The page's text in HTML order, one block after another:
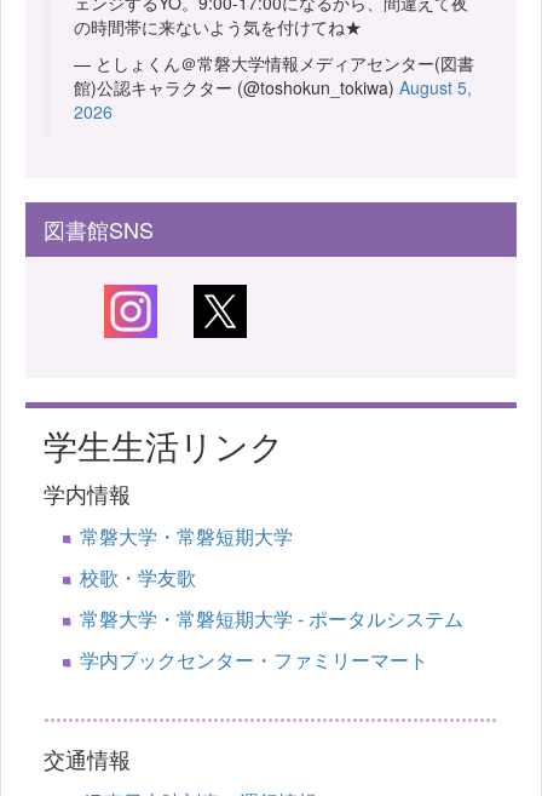
の時間帯に来ないよう気を付けてね★
— としょくん＠常磐大学情報メディアセンター(図書
館)公認キャラクター (@toshokun_tokiwa) August 5,
2026
図書館SNS
学生生活リンク
学内情報
常磐大学・常磐短期大学
校歌・学友歌
常磐大学・常磐短期大学 - ポータルシステム
学内ブックセンター・ファミリーマート
交通情報